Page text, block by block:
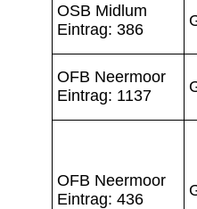
OSB Midlum
Eintrag: 386
OFB Neermoor
Eintrag: 1137
OFB Neermoor
Eintrag: 436